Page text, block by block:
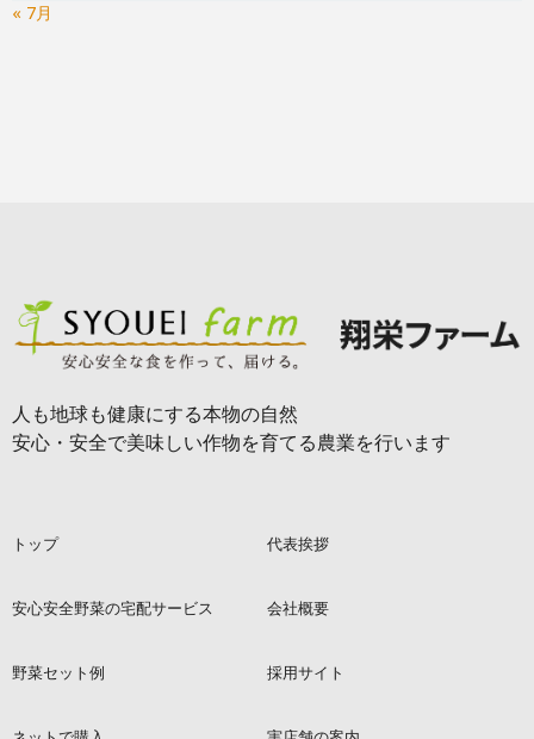
« 7月
人も地球も健康にする本物の自然
安心・安全で美味しい作物を育てる農業を行います
トップ 代表挨拶
安心安全野菜の宅配サービス 会社概要
野菜セット例 採用サイト